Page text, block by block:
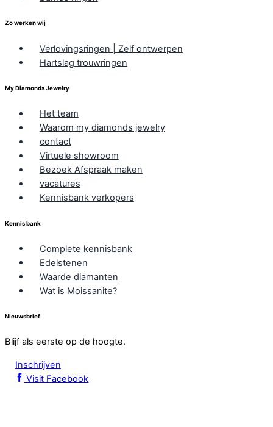
Zo werken wij
Verlovingsringen | Zelf ontwerpen
Hartslag trouwringen
My Diamonds Jewelry
Het team
Waarom my diamonds jewelry
contact
Virtuele showroom
Bezoek Afspraak maken
vacatures
Kennisbank verkopers
Kennis bank
Complete kennisbank
Edelstenen
Waarde diamanten
Wat is Moissanite?
Nieuwsbrief
Blijf als eerste op de hoogte.
Inschrijven
Visit Facebook